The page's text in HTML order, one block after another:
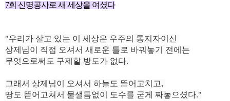
7회 신명공사로 새 세상을 여셨다
"우리가 살고 있는 이 세상은 우주의 통지자이신
상제님이 직접 오셔서 새로운 틀로 바꿔놓기 전에는
무엇으로써도 구제할 방도가 없다.
그래서 상제님이 오셔서 하늘도 뜯어고치고,
땅도 뜯어고쳐서 물샐틈없이 도수를 굳게 짜놓으셨다."